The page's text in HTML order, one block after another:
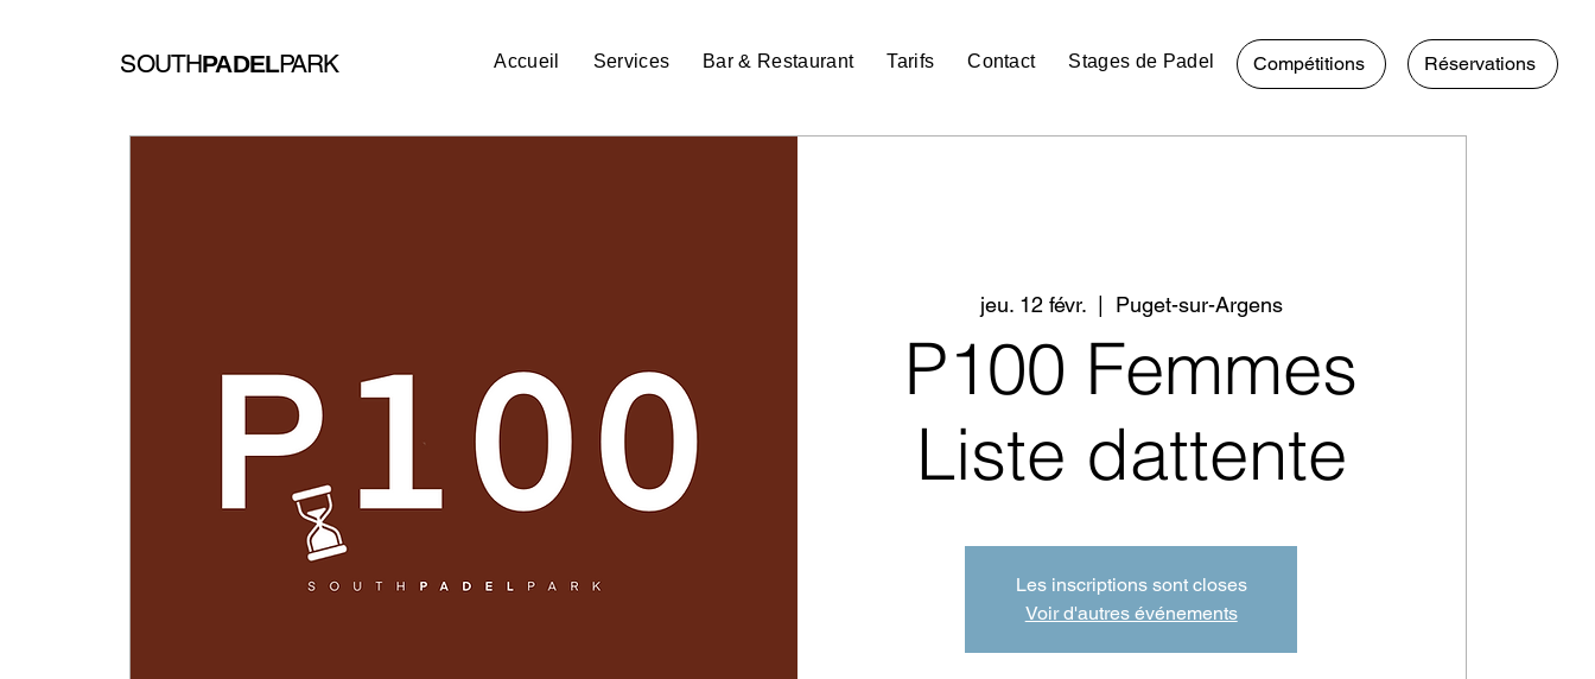
SOUTHPADELPARK Accueil Services Bar & Restaurant Tarifs Contact Stages de Padel Compétitions Réservations
jeu. 12 févr.
  |
Puget-sur-Argens
P100 Femmes
Liste dattente
Les inscriptions sont closes
Voir d'autres événements